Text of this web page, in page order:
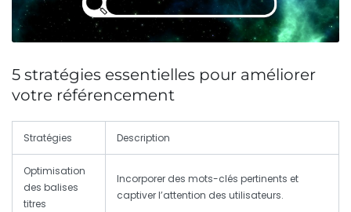
5 stratégies essentielles pour améliorer
votre référencement
Stratégies Description
Optimisation
des balises
titres
Incorporer des mots-clés pertinents et
captiver l’attention des utilisateurs.